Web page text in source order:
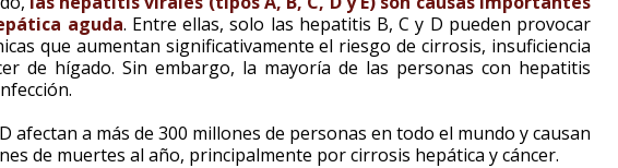
aguda. Entre ellas, solo las hepatitis B, C y D pueden provocar
que aumentan significativamente el riesgo de cirrosis, insuficiencia
de hígado. Sin embargo, la mayoría de las personas con hepatitis
afectan a más de 300 millones de personas en todo el mundo y causan
de muertes al año, principalmente por cirrosis hepática y cáncer.